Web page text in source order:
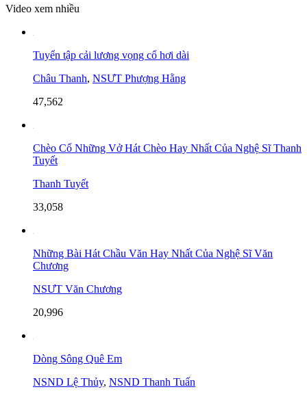
Video xem nhiều
Tuyển tập cải lương vọng cổ hơi dài
Châu Thanh, NSƯT Phượng Hằng
47,562
Chèo Cổ Những Vở Hát Chèo Hay Nhất Của Nghệ Sĩ Thanh
Tuyết
Thanh Tuyết
33,058
Những Bài Hát Chầu Văn Hay Nhất Của Nghệ Sĩ Văn
Chương
NSƯT Văn Chương
20,996
Dòng Sông Quê Em
NSND Lệ Thủy, NSND Thanh Tuấn